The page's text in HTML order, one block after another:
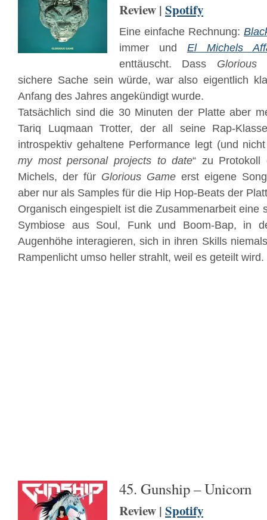
Review | Spotify
Eine einfache Rechnung:
immer und El Michels
enttäuscht. Dass Glorious
sichere Sache sein würde, war also eigentlich
Anfang des Jahres angekündigt wurde.
Tatsächlich sind die 30 Minuten der Platte aber
Tariq Luqmaan Trotter, der all seine Rap-
introspektiv gehaltene Performance legt (und
my most personal projects to date“ zu Protokoll
Michels, der für Glorious Game erst eigene
aber nur als Samples für die Hip Hop-Beats der
Organisch eingespielt ist die Zusammenarbeit eine
Symbiose aus Soul, Funk und Boom-Bap, in
Augenhöhe interagieren, sich in ihren Skills
Rampenlicht umso heller strahlt, weil es geteilt wird.
45. Gunship – Unicorn
Review | Spotify